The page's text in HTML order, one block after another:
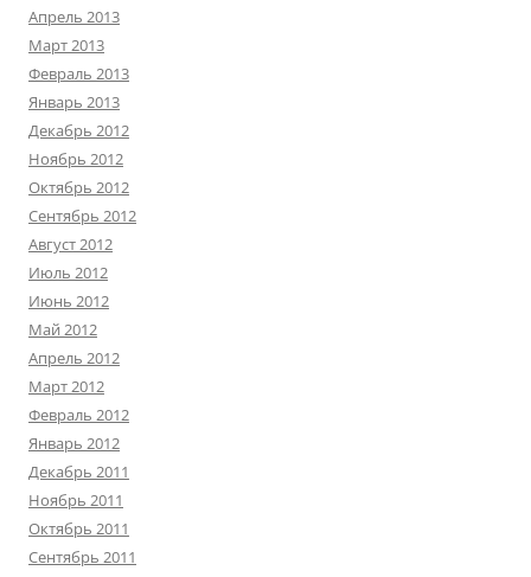
Апрель 2013
Март 2013
Февраль 2013
Январь 2013
Декабрь 2012
Ноябрь 2012
Октябрь 2012
Сентябрь 2012
Август 2012
Июль 2012
Июнь 2012
Май 2012
Апрель 2012
Март 2012
Февраль 2012
Январь 2012
Декабрь 2011
Ноябрь 2011
Октябрь 2011
Сентябрь 2011